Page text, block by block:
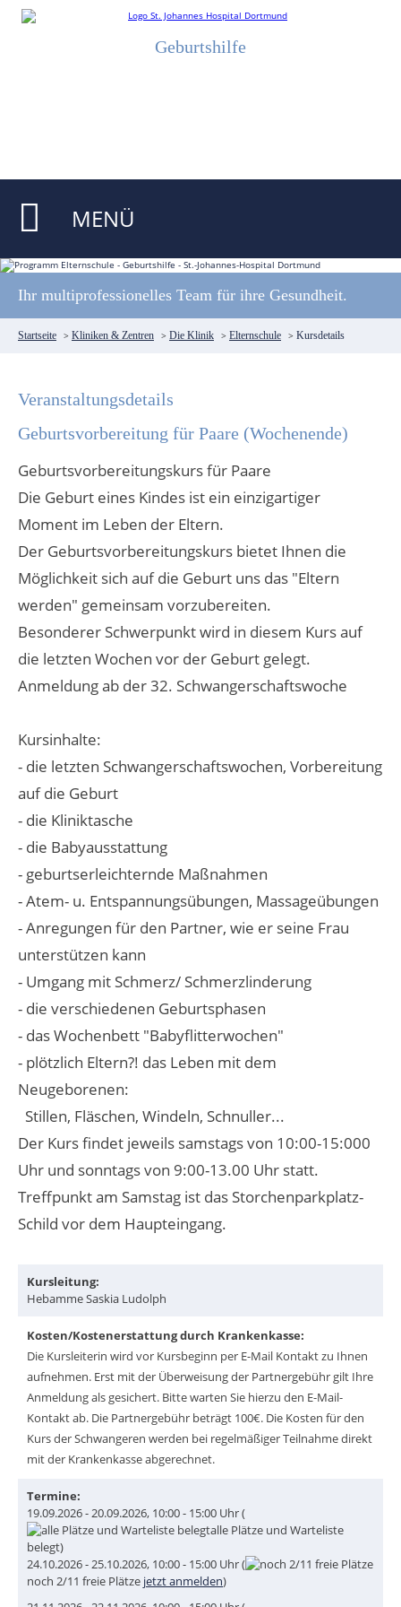
Geburtshilfe
MENÜ
Ihr multiprofessionelles Team für ihre Gesundheit.
Startseite > Kliniken & Zentren > Die Klinik > Elternschule > Kursdetails
Veranstaltungsdetails
Geburtsvorbereitung für Paare (Wochenende)
Geburtsvorbereitungskurs für Paare
Die Geburt eines Kindes ist ein einzigartiger
Moment im Leben der Eltern.
Der Geburtsvorbereitungskurs bietet Ihnen die
Möglichkeit sich auf die Geburt uns das "Eltern
werden" gemeinsam vorzubereiten.
Besonderer Schwerpunkt wird in diesem Kurs auf
die letzten Wochen vor der Geburt gelegt.
Anmeldung ab der 32. Schwangerschaftswoche
Kursinhalte:
- die letzten Schwangerschaftswochen, Vorbereitung
auf die Geburt
- die Kliniktasche
- die Babyausstattung
- geburtserleichternde Maßnahmen
- Atem- u. Entspannungsübungen, Massageübungen
- Anregungen für den Partner, wie er seine Frau
unterstützen kann
- Umgang mit Schmerz/ Schmerzlinderung
- die verschiedenen Geburtsphasen
- das Wochenbett "Babyflitterwochen"
- plötzlich Eltern?! das Leben mit dem
Neugeborenen:
Stillen, Fläschen, Windeln, Schnuller...
Der Kurs findet jeweils samstags von 10:00-15:000
Uhr und sonntags von 9:00-13.00 Uhr statt.
Treffpunkt am Samstag ist das Storchenparkplatz-
Schild vor dem Haupteingang.
Kursleitung:
Hebamme Saskia Ludolph
Kosten/Kostenerstattung durch Krankenkasse:
Die Kursleiterin wird vor Kursbeginn per E-Mail Kontakt zu Ihnen
aufnehmen. Erst mit der Überweisung der Partnergebühr gilt Ihre
Anmeldung als gesichert. Bitte warten Sie hierzu den E-Mail-
Kontakt ab. Die Partnergebühr beträgt 100€. Die Kosten für den
Kurs der Schwangeren werden bei regelmäßiger Teilnahme direkt
mit der Krankenkasse abgerechnet.
Termine:
19.09.2026 - 20.09.2026, 10:00 - 15:00 Uhr (
alle Plätze und Warteliste
belegt)
24.10.2026 - 25.10.2026, 10:00 - 15:00 Uhr (
noch 2/11 freie Plätze jetzt anmelden)